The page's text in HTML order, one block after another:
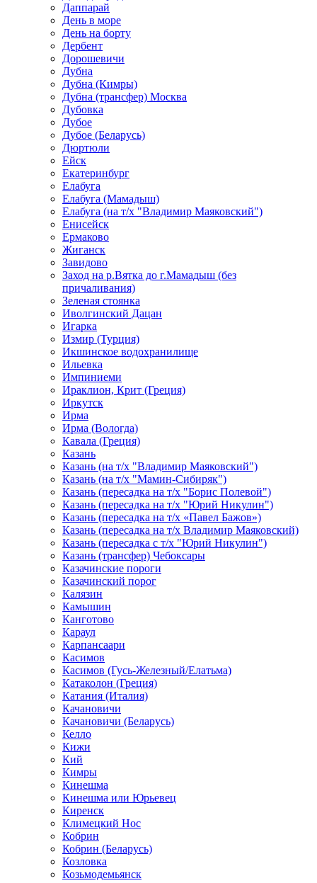
Даппарай
День в море
День на борту
Дербент
Дорошевичи
Дубна
Дубна (Кимры)
Дубна (трансфер) Москва
Дубовка
Дубое
Дубое (Беларусь)
Дюртюли
Ейск
Екатеринбург
Елабуга
Елабуга (Мамадыш)
Елабуга (на т/х "Владимир Маяковский")
Енисейск
Ермаково
Жиганск
Завидово
Заход на р.Вятка до г.Мамадыш (без
причаливания)
Зеленая стоянка
Иволгинский Дацан
Игарка
Измир (Турция)
Икшинское водохранилище
Ильевка
Импиниеми
Ираклион, Крит (Греция)
Иркутск
Ирма
Ирма (Вологда)
Кавала (Греция)
Казань
Казань (на т/х "Владимир Маяковский")
Казань (на т/х "Мамин-Сибиряк")
Казань (пересадка на т/х "Борис Полевой")
Казань (пересадка на т/х "Юрий Никулин")
Казань (пересадка на т/х «Павел Бажов»)
Казань (пересадка на т/х Владимир Маяковский)
Казань (пересадка с т/х "Юрий Никулин")
Казань (трансфер) Чебоксары
Казачинские пороги
Казачинский порог
Калязин
Камышин
Канготово
Караул
Карпансаари
Касимов
Касимов (Гусь-Железный/Елатьма)
Катаколон (Греция)
Катания (Италия)
Качановичи
Качановичи (Беларусь)
Келло
Кижи
Кий
Кимры
Кинешма
Кинешма или Юрьевец
Киренск
Климецкий Нос
Кобрин
Кобрин (Беларусь)
Козловка
Козьмодемьянск